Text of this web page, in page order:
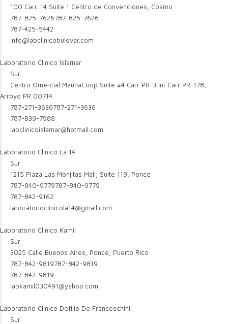
100 Carr. 14 Suite 1 Centro de Convenciones, Coamo
787-825-7626787-825-7626
787-425-5442
info@labclinicobulevar.com
Laboratorio Clinico Islamar
Sur
Centro Omercial MaunaCoop Suite #4 Carr PR-3 Int Carr PR-178,
Arroyo PR 00714
787-271-3636787-271-3636
787-839-7988
labclinicoislamar@hotmail.com
Laboratorio Clinico La 14
Sur
1215 Plaza Las Monjitas Mall, Suite 119, Ponce
787-840-9779787-840-9779
787-842-9162
laboratorioclinicola14@gmail.com
Laboratorio Clinico Kamil
Sur
3025 Calle Buenos Aires, Ponce, Puerto Rico
787-842-9819787-842-9819
787-842-9819
labkamil030491@yahoo.com
Laboratorio Clinico Defillo De Franceschini
Sur